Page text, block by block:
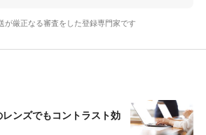
が厳正なる審査をした登録専門家です
ンズでもコントラスト効